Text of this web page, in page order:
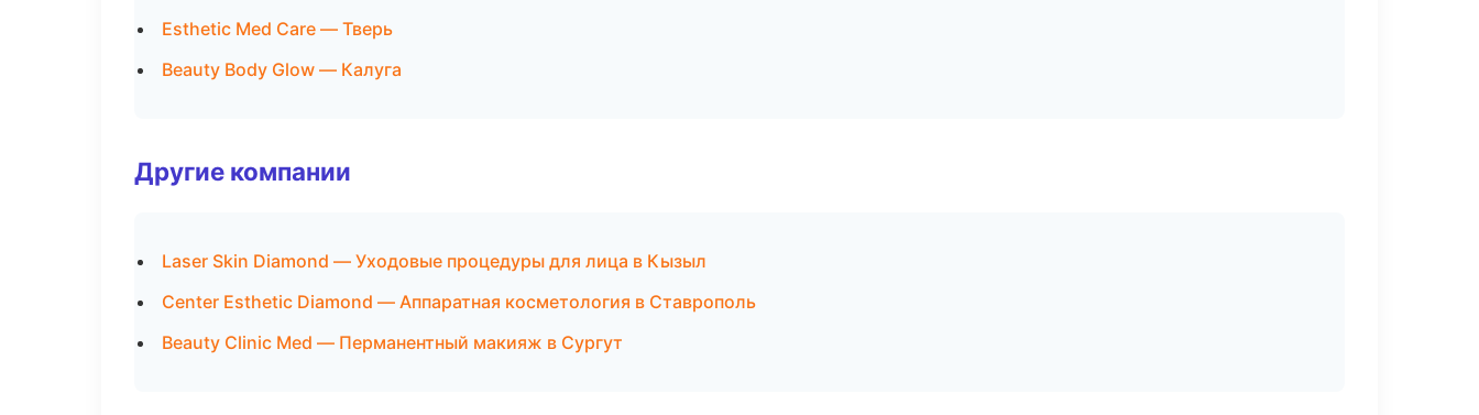
Esthetic Med Care — Тверь
Beauty Body Glow — Калуга
Другие компании
Laser Skin Diamond — Уходовые процедуры для лица в Кызыл
Center Esthetic Diamond — Аппаратная косметология в Ставрополь
Beauty Clinic Med — Перманентный макияж в Сургут